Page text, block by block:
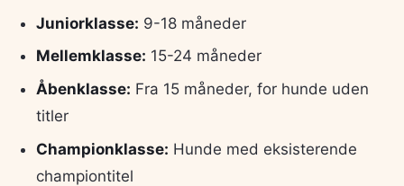
Juniorklasse: 9-18 måneder
Mellemklasse: 15-24 måneder
Åbenklasse: Fra 15 måneder, for hunde uden
titler
Championklasse: Hunde med eksisterende
championtitel